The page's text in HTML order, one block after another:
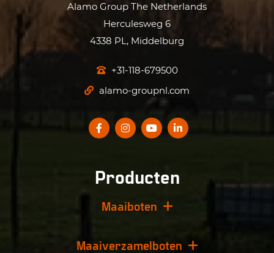
Alamo Group The Netherlands
Herculesweg 6
4338 PL, Middelburg
+31-118-679500
alamo-groupnl.com
Producten
Maaiboten
Maaiverzamelboten